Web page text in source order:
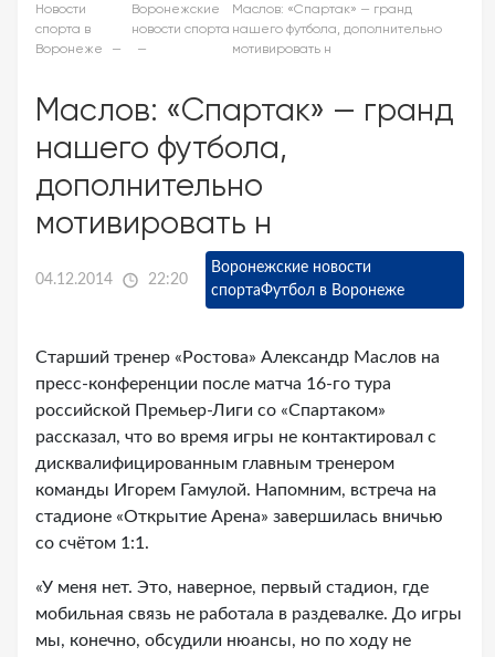
Новости
спорта в
Воронеже
Воронежские
новости спорта
Маслов: «Спартак» — гранд
нашего футбола, дополнительно
мотивировать н
Маслов: «Спартак» — гранд
нашего футбола,
дополнительно
мотивировать н
04.12.2014 22:20
Воронежские новости
спортаФутбол в Воронеже
Старший тренер «Ростова» Александр Маслов на
пресс-конференции после матча 16-го тура
российской Премьер-Лиги со «Спартаком»
рассказал, что во время игры не контактировал с
дисквалифицированным главным тренером
команды Игорем Гамулой. Напомним, встреча на
стадионе «Открытие Арена» завершилась вничью
со счётом 1:1.
«У меня нет. Это, наверное, первый стадион, где
мобильная связь не работала в раздевалке. До игры
мы, конечно, обсудили нюансы, но по ходу не